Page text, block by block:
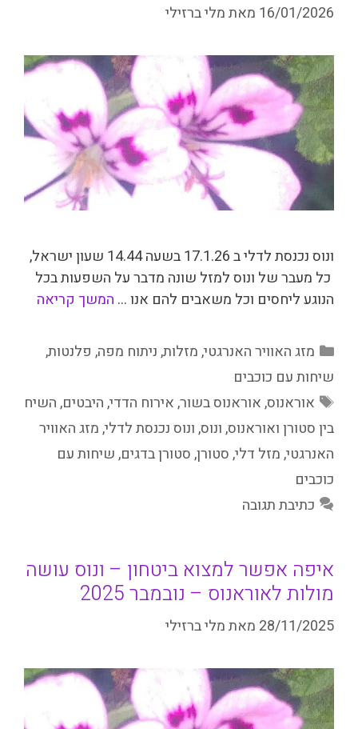
16/01/2026 מאתמלי ברזילי
ונוס נכנסת לדלי ב 17.1.26 בשעה 14.44 שעון ישראל,
כל מעבר של ונוס למזל שונה מדבר על השפעות בכל
הנוגע ליחסים וכל משאבים להם אנו … המשך קריאה
קטגוריות
מזג האוויר האנרגטי,מזלות,ניתוח מפה, פלנטות,
שיחות עם כוכבים
תגיות
אוראנוס,אוראנוס בשור,אירוח הדדי,היבטים,השיח
בין סטורן ואוראנוס,ונוס,ונוס נכנסת לדלי,מזג האוויר
האנרגטי,מזל דלי,סטורן,סטורן בדגים,שיחות עם
כוכבים
כתיבת תגובה
איפה אפשר למצוא ביטחון – ונוס עושה
מולות לאוראנוס – נובמבר 2025
28/11/2025 מאתמלי ברזילי